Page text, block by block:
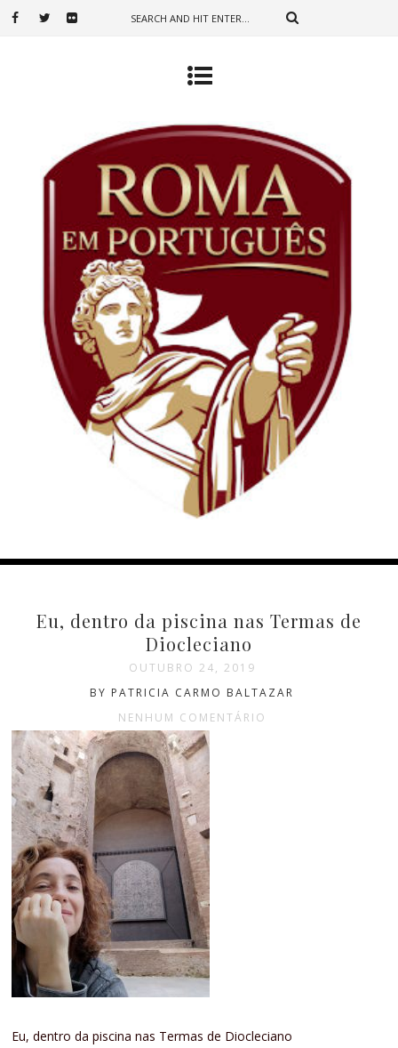
Eu, dentro da piscina nas Termas de
Diocleciano
OUTUBRO 24, 2019
BY PATRICIA CARMO BALTAZAR
NENHUM COMENTÁRIO
Eu, dentro da piscina nas Termas de Diocleciano